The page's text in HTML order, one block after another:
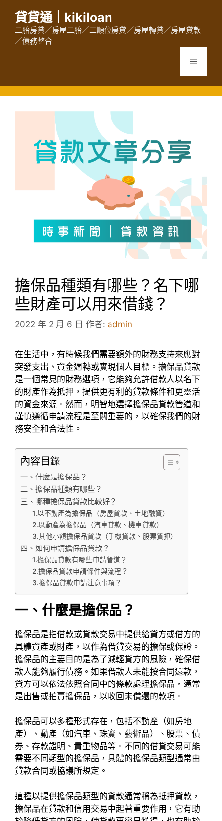
貸貸通｜kikiloan
二胎房貸／房屋二胎／二順位房貸／房屋轉貸／房屋貸款
／債務整合
選
擔保品種類有哪些？名下哪
些財產可以用來借錢？
2022 年 2 月 6 日 作者: admin
在生活中，有時候我們需要額外的財務支持來應對
突發支出、資金週轉或實現個人目標。擔保品貸款
是一個常見的財務選項，它能夠允許借款人以名下
的財產作為抵押，提供更有利的貸款條件和更靈活
的資金來源。然而，明智地選擇擔保品貸款管道和
謹慎遵循申請流程是至關重要的，以確保我們的財
務安全和合法性。
內容目錄
一、什麼是擔保品？
二、擔保品種類有哪些？
三、哪種擔保品貸款比較好？
1.以不動產為擔保品（房屋貸款、土地融資）
2.以動產為擔保品（汽車貸款、機車貸款）
3.其他小額擔保品貸款（手機貸款、股票質押）
四、如何申請擔保品貸款？
1.擔保品貸款有哪些申請管道？
2.擔保品貸款申請條件與流程？
3.擔保品貸款申請注意事項？
一、什麼是擔保品？
擔保品是指借款或貸款交易中提供給貸方或借方的
具體資產或財產，以作為借貸交易的擔保或保證。
擔保品的主要目的是為了減輕貸方的風險，確保借
款人能夠履行債務。如果借款人未能按合同還款，
貸方可以依法依照合同中的條款處理擔保品，通常
是出售或拍賣擔保品，以收回未償還的款項。
擔保品可以多種形式存在，包括不動產（如房地
產）、動產（如汽車、珠寶、藝術品）、股票、債
券、存款證明、貴重物品等。不同的借貸交易可能
需要不同類型的擔保品，具體的擔保品類型通常由
貸款合同或協議所規定。
這種以提供擔保品類型的貸款通常稱為抵押貸款，
擔保品在貸款和信用交易中起著重要作用，它有助